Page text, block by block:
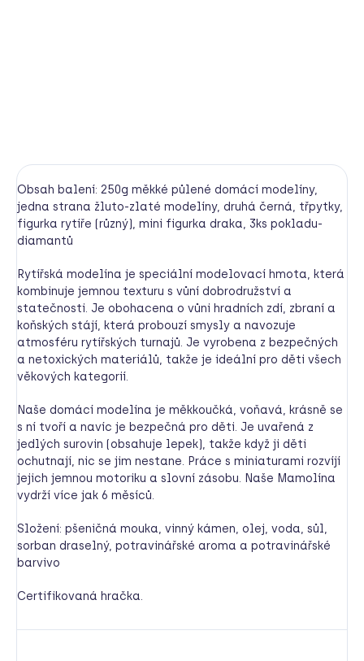
Obsah balení: 250g měkké půlené domácí modelíny,
jedna strana žluto-zlaté modelíny, druhá černá, třpytky,
figurka rytíře (různý), mini figurka draka, 3ks pokladu-
diamantů
Rytířská modelína je speciální modelovací hmota, která
kombinuje jemnou texturu s vůní dobrodružství a
statečnosti. Je obohacena o vůni hradních zdí, zbraní a
koňských stájí, která probouzí smysly a navozuje
atmosféru rytířských turnajů. Je vyrobena z bezpečných
a netoxických materiálů, takže je ideální pro děti všech
věkových kategorií.
Naše domácí modelína je měkkoučká, voňavá, krásně se
s ní tvoří a navíc je bezpečná pro děti. Je uvařená z
jedlých surovin (obsahuje lepek), takže když ji děti
ochutnají, nic se jim nestane. Práce s miniaturami rozvíjí
jejich jemnou motoriku a slovní zásobu. Naše Mamolína
vydrží více jak 6 měsíců.
Složení: pšeničná mouka, vinný kámen, olej, voda, sůl,
sorban draselný, potravinářské aroma a potravinářské
barvivo
Certifikovaná hračka.